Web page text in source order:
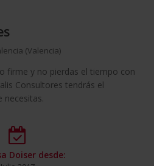
(Valencia)
firme y no pierdas el tiempo con
Consultores tendrás el
necesitas.
Doiser desde: